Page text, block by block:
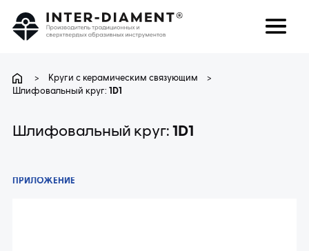
> Круги с керамическим связующим
>
Шлифовальный круг: 1D1
Шлифовальный круг: 1D1
ПРИЛОЖЕНИЕ